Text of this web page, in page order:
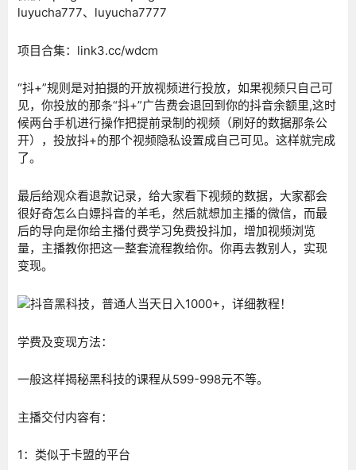
luyucha777、luyucha7777
项目合集：link3.cc/wdcm
“抖+”规则是对拍摄的开放视频进行投放，如果视频只自己可
见，你投放的那条“抖+”广告费会退回到你的抖音余额里,这时
候两台手机进行操作把提前录制的视频（刷好的数据那条公
开），投放抖+的那个视频隐私设置成自己可见。这样就完成
了。
最后给观众看退款记录，给大家看下视频的数据，大家都会
很好奇怎么白嫖抖音的羊毛，然后就想加主播的微信，而最
后的导向是你给主播付费学习免费投抖加，增加视频浏览
量，主播教你把这一整套流程教给你。你再去教别人，实现
变现。
学费及变现方法：
一般这样揭秘黑科技的课程从599-998元不等。
主播交付内容有：
1：类似于卡盟的平台